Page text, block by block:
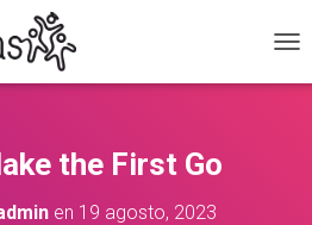
A
the First Go
en 19 agosto, 2023